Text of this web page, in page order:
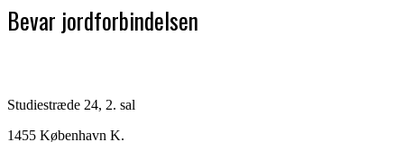
Bevar jordforbindelsen
Studiestræde 24, 2. sal
1455 København K.